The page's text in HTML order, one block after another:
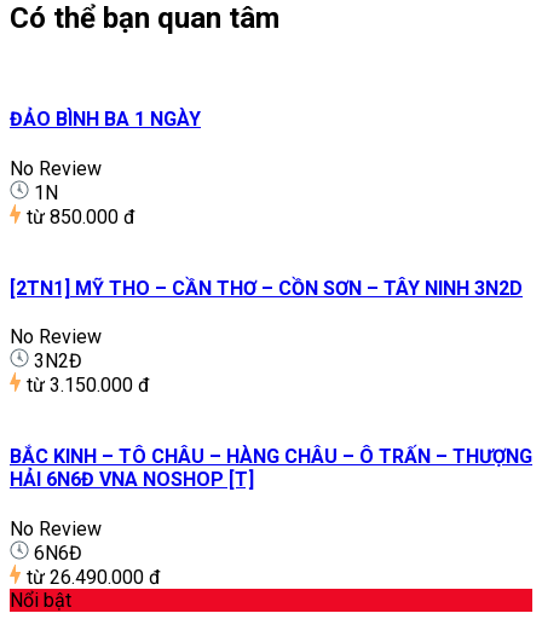
Có thể bạn quan tâm
ĐẢO BÌNH BA 1 NGÀY
No Review
1N
từ 850.000 đ
[2TN1] MỸ THO – CẦN THƠ – CỒN SƠN – TÂY NINH 3N2D
No Review
3N2Đ
từ 3.150.000 đ
BẮC KINH – TÔ CHÂU – HÀNG CHÂU – Ô TRẤN – THƯỢNG
HẢI 6N6Đ VNA NOSHOP [T]
No Review
6N6Đ
từ 26.490.000 đ
Nổi bật